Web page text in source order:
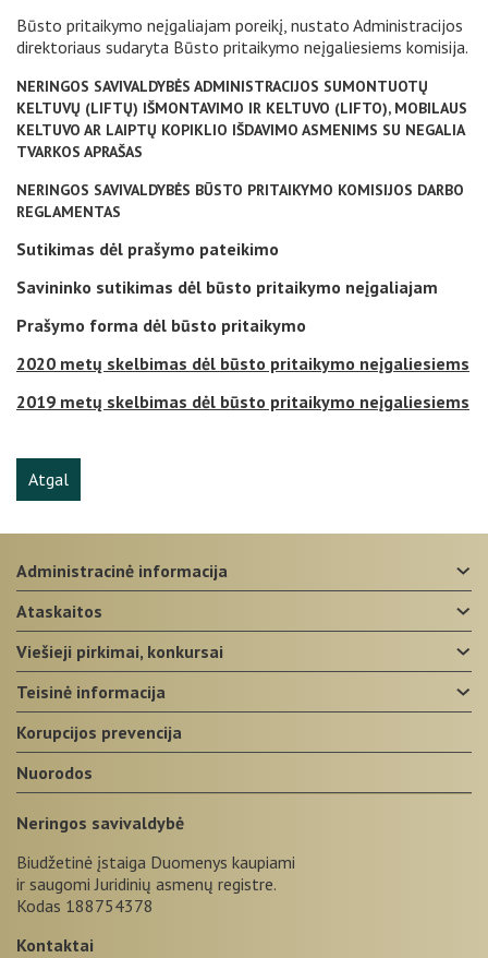
Būsto pritaikymo neįgaliajam poreikį, nustato Administracijos
direktoriaus sudaryta Būsto pritaikymo neįgaliesiems komisija.
NERINGOS SAVIVALDYBĖS ADMINISTRACIJOS SUMONTUOTŲ
KELTUVŲ (LIFTŲ) IŠMONTAVIMO IR KELTUVO (LIFTO), MOBILAUS
KELTUVO AR LAIPTŲ KOPIKLIO IŠDAVIMO ASMENIMS SU NEGALIA
TVARKOS APRAŠAS
NERINGOS SAVIVALDYBĖS BŪSTO PRITAIKYMO KOMISIJOS DARBO
REGLAMENTAS
Sutikimas dėl prašymo pateikimo
Savininko sutikimas dėl būsto pritaikymo neįgaliajam
Prašymo forma dėl būsto pritaikymo
2020 metų skelbimas dėl būsto pritaikymo neįgaliesiems
2019 metų skelbimas dėl būsto pritaikymo neįgaliesiems
Atgal
administracinė informacija
ataskaitos
viešieji pirkimai, konkursai
teisinė informacija
korupcijos prevencija
nuorodos
Neringos savivaldybė
Biudžetinė įstaiga Duomenys kaupiami
ir saugomi Juridinių asmenų registre.
Kodas 188754378
Kontaktai